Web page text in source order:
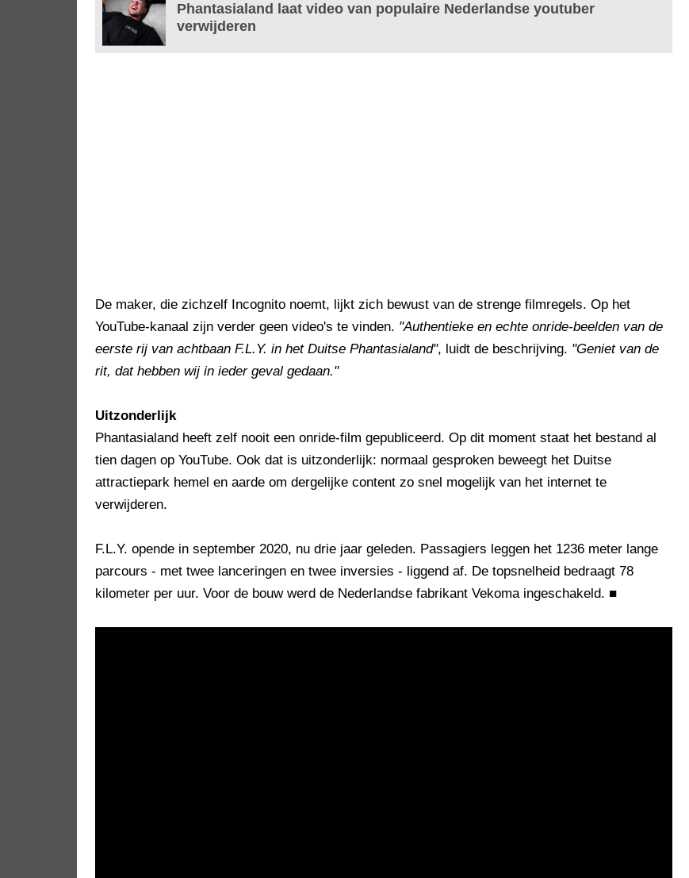
Phantasialand laat video van populaire Nederlandse youtuber
verwijderen
De maker, die zichzelf Incognito noemt, lijkt zich bewust van de strenge filmregels. Op het
YouTube-kanaal zijn verder geen video's te vinden. "Authentieke en echte onride-beelden van de
eerste rij van achtbaan F.L.Y. in het Duitse Phantasialand", luidt de beschrijving. "Geniet van de
rit, dat hebben wij in ieder geval gedaan."
Uitzonderlijk
Phantasialand heeft zelf nooit een onride-film gepubliceerd. Op dit moment staat het bestand al
tien dagen op YouTube. Ook dat is uitzonderlijk: normaal gesproken beweegt het Duitse
attractiepark hemel en aarde om dergelijke content zo snel mogelijk van het internet te
verwijderen.
F.L.Y. opende in september 2020, nu drie jaar geleden. Passagiers leggen het 1236 meter lange
parcours - met twee lanceringen en twee inversies - liggend af. De topsnelheid bedraagt 78
kilometer per uur. Voor de bouw werd de Nederlandse fabrikant Vekoma ingeschakeld. ■